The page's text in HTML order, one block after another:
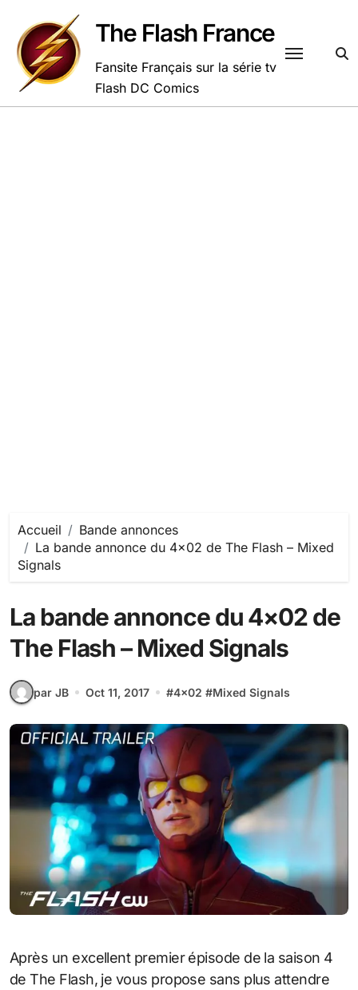
contenu
The Flash France
Fansite Français sur la série tv
Flash DC Comics
Accueil
Bande annonces
La bande annonce du 4×02 de The Flash – Mixed
Signals
La bande annonce du 4×02 de
The Flash – Mixed Signals
par JB Oct 11, 2017 #4x02 #Mixed Signals
Après un excellent premier épisode de la saison 4
de The Flash, je vous propose sans plus attendre